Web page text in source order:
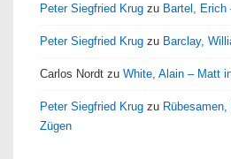
Peter Siegfried Krug zu Bartel, Erich
Peter Siegfried Krug zu Barclay,
Carlos Nordt zu White, Alain – Matt
Peter Siegfried Krug zu
Zügen